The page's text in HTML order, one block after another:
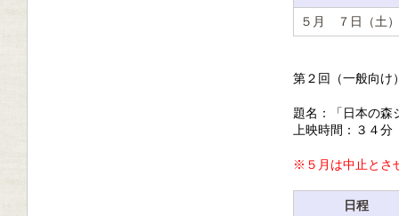
５月 ７日（土）
第２回（一般向け
題名：「日本の
上映時間：３４分
※５月は中止とさ
日程